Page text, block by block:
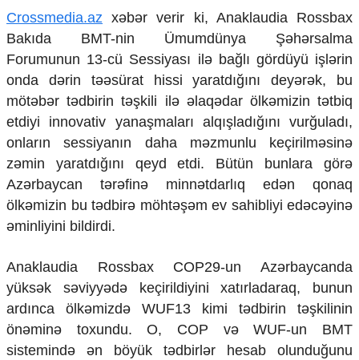
Mədəniyyət
Diaspor
Yüksəliş hekayəsi
Mədəniyyətimizin Zəfəri
Zəfər Diasporu
Səhiyyə
Ailə və uşaq
Turizm
İqtisadiyyat
İqtisadi xəbərlər
Energetika
Neft-qaz
Kənd təsərrüfatı
Hərbi sənaye
Telekommunikasiya və nəqliyyat
COP29
Cəmiyyət
Crossmedia.az xəbər verir ki, Anaklaudia Rossbax
Bakıda BMT-nin Ümumdünya Şəhərsalma
Forumunun 13-cü Sessiyası ilə bağlı gördüyü işlərin
onda dərin təəsürat hissi yaratdığını deyərək, bu
mötəbər tədbirin təşkili ilə əlaqədar ölkəmizin tətbiq
etdiyi innovativ yanaşmaları alqışladığını vurğuladı,
onların sessiyanın daha məzmunlu keçirilməsinə
zəmin yaratdığını qeyd etdi. Bütün bunlara görə
Azərbaycan tərəfinə minnətdarlıq edən qonaq
ölkəmizin bu tədbirə möhtəşəm ev sahibliyi edəcəyinə
əminliyini bildirdi.
Anaklaudia Rossbax COP29-un Azərbaycanda
yüksək səviyyədə keçirildiyini xatırladaraq, bunun
ardınca ölkəmizdə WUF13 kimi tədbirin təşkilinin
önəminə toxundu. O, COP və WUF-un BMT
sistemində ən böyük tədbirlər hesab olunduğunu